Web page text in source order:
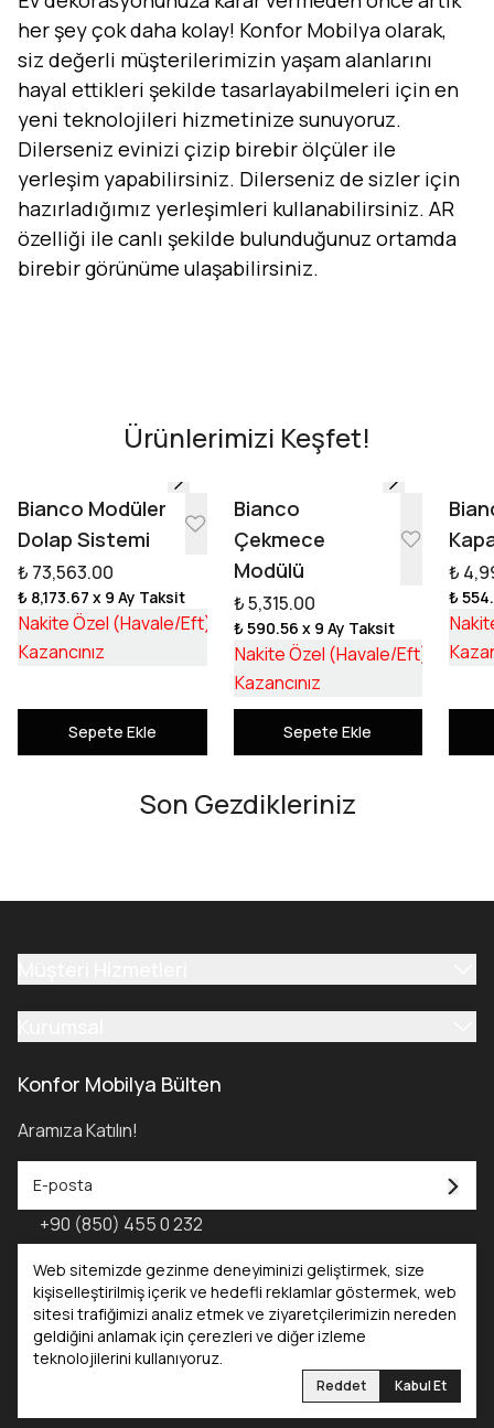
Web sitemizde gezinme deneyiminizi geliştirmek, size
kişiselleştirilmiş içerik ve hedefli reklamlar göstermek, web
sitesi trafiğimizi analiz etmek ve ziyaretçilerimizin nereden
geldiğini anlamak için çerezleri ve diğer izleme
teknolojilerini kullanıyoruz.
Reddet Kabul Et
her şey çok daha kolay! Konfor Mobilya olarak,
siz değerli müşterilerimizin yaşam alanlarını
hayal ettikleri şekilde tasarlayabilmeleri için en
yeni teknolojileri hizmetinize sunuyoruz.
Dilerseniz evinizi çizip birebir ölçüler ile
yerleşim yapabilirsiniz. Dilerseniz de sizler için
hazırladığımız yerleşimleri kullanabilirsiniz. AR
özelliği ile canlı şekilde bulunduğunuz ortamda
birebir görünüme ulaşabilirsiniz.
Tasarıma Başla
Ürünlerimizi Keşfet!
Bianco Modüler
Dolap Sistemi
₺ 73,563.00
₺ 8,173.67 x 9 Ay Taksit
Nakite Özel (Havale/Eft) ₺ 55,253.17
Kazancınız ₺ 18,309.83
Sepete Ekle
Bianco
Çekmece
Modülü
₺ 5,315.00
₺ 590.56 x 9 Ay Taksit
Nakite Özel (Havale/Eft) ₺
Kazancınız
Sepete Ekle
₺
₺
Son Gezdikleriniz
Kataloglar
Konfor Mobilya Konfor Yatak
Konfor Mobilya Bülten
Aramıza Katılın!
+90 (850) 455 0 232
Konfor Mobilya Kataloğu - 2025
©2025 Tüm Hakları Saklıdır. Konfor Mobilya | Reliefers Digital